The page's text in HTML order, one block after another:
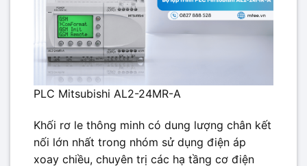
PLC Mitsubishi AL2-24MR-A
Khối rơ le thông minh có dung lượng chân kết
nối lớn nhất trong nhóm sử dụng điện áp
xoay chiều, chuyên trị các hạ tầng cơ điện